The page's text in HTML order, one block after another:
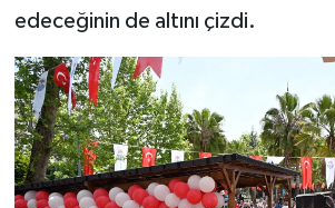
edeceğinin de altını çizdi.